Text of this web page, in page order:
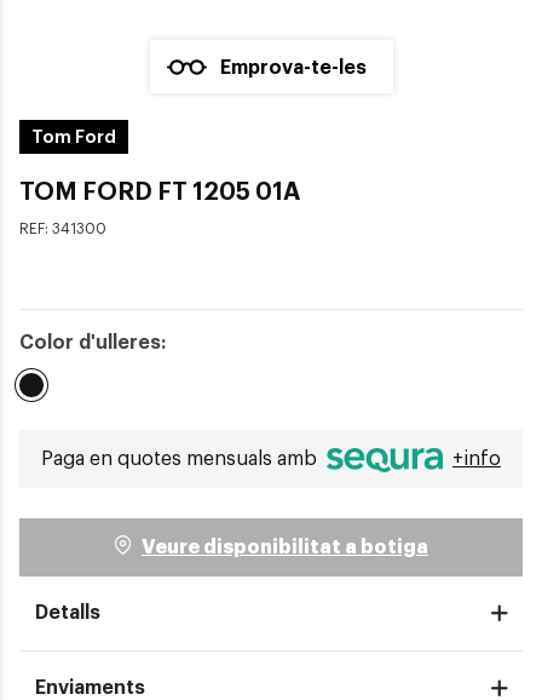
Emprova-te-les
Tom Ford
TOM FORD FT 1205 01A
REF: 341300
Color d'ulleres:
Paga en quotes mensuals amb +info
Veure disponibilitat a botiga
Detalls
Enviaments